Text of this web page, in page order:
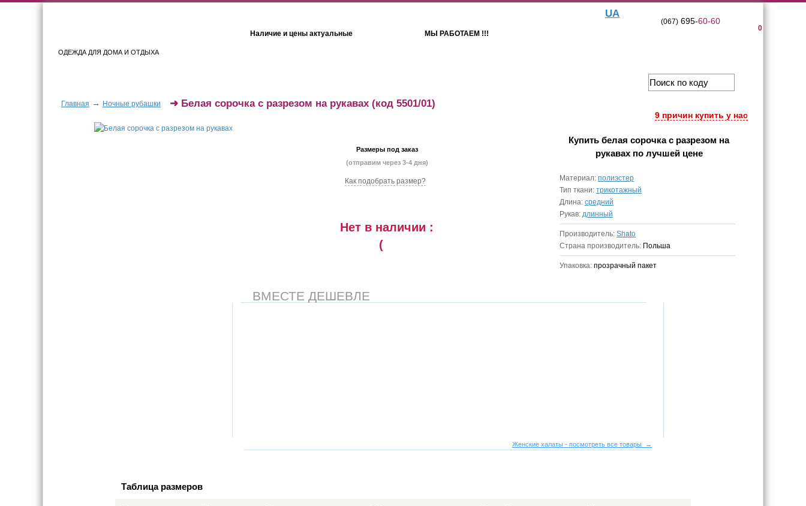
ОДЕЖДА ДЛЯ ДОМА И ОТДЫХА
Наличие и цены актуальные МЫ РАБОТАЕМ !!!
UA
0
(067)695-60-60
Главная → Ночные рубашки
9 причин купить у нас
➜ Белая сорочка с разрезом на рукавах (код 5501/01)
Размеры под заказ
(отправим через 3-4 дня)
Как подобрать размер?
Нет в наличии :
(
Купить белая сорочка с разрезом на
рукавахпо лучшей цене
Материал: полиэстер
Тип ткани: трикотажный
Длина: средний
Рукав: длинный
Производитель: Shato
Страна производитель: Польша
Упаковка: прозрачный пакет
ВМЕСТЕ ДЕШЕВЛЕ
Женские халаты - посмотреть все товары →
Таблица размеров